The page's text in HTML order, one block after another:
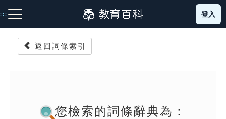
到
主
::: 登入
:::
返回詞條索引
您檢索的詞條辭典為：